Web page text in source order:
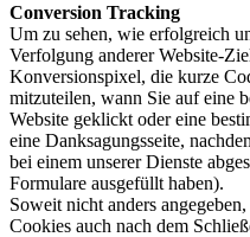
Conversion Tracking
Um zu sehen, wie erfolgreich
Verfolgung anderer Website-
Konversionspixel, die kurze
mitzuteilen, wann Sie auf eine
Website geklickt oder eine
eine Danksagungsseite,
bei einem unserer Dienste
Formulare ausgefüllt haben).
Soweit nicht anders
Cookies auch nach dem